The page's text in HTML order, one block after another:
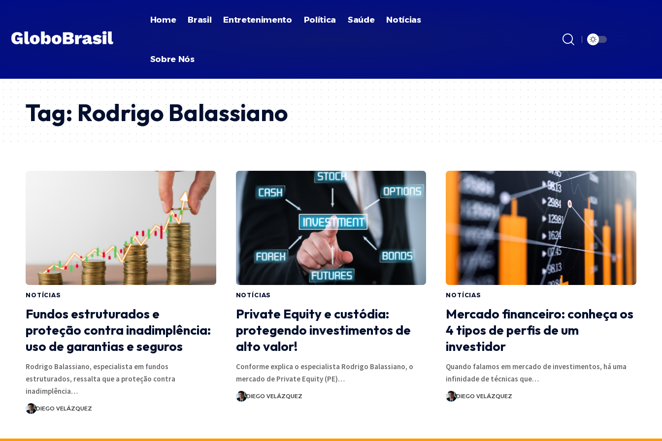
Home Brasil Entretenimento Política Saúde Notícias
Sobre Nós
Tag:Rodrigo Balassiano
NOTÍCIAS
Fundos estruturados e
proteção contra inadimplência:
uso de garantias e seguros
Rodrigo Balassiano, especialista em fundos
estruturados, ressalta que a proteção contra
inadimplência…
DIEGO VELÁZQUEZ
NOTÍCIAS
Private Equity e custódia:
protegendo investimentos de
alto valor!
Conforme explica o especialista Rodrigo Balassiano, o
mercado de Private Equity (PE)…
DIEGO VELÁZQUEZ
NOTÍCIAS
Mercado financeiro: conheça os
4 tipos de perfis de um
investidor
Quando falamos em mercado de investimentos, há uma
infinidade de técnicas que…
DIEGO VELÁZQUEZ